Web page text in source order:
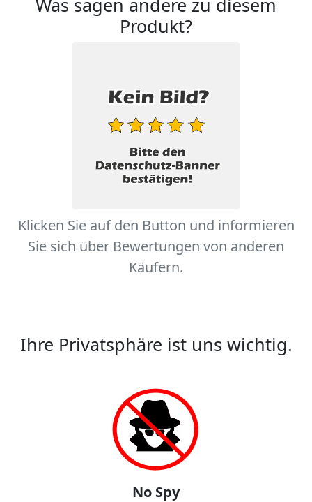
Was sagen andere zu diesem
Produkt?
Klicken Sie auf den Button und informieren
Sie sich über Bewertungen von anderen
Käufern.
Ihre Privatsphäre ist uns wichtig.
No Spy